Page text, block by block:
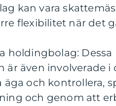
kan vara
flexibilitet när det
holdingbolag:
är även involverade
äga och kontrollera,
och genom att